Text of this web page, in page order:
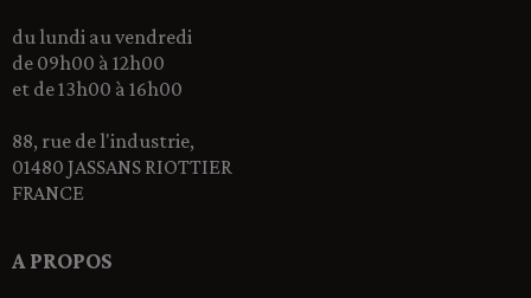
du lundi au vendredi
de 09h00 à 12h00
et de 13h00 à 16h00
88, rue de l'industrie,
01480 JASSANS RIOTTIER
FRANCE
A PROPOS